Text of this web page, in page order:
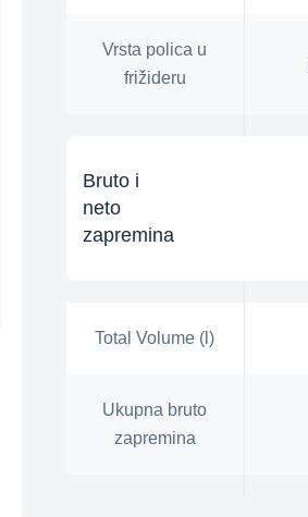
Vrsta polica u
frižideru
Bruto i
neto
zapremina
Total Volume (l)
Ukupna bruto
zapremina